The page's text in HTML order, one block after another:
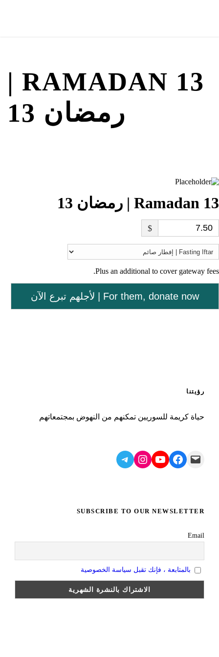
RAMADAN 13 |
رمضان 13
Ramadan 13 | رمضان 13
$
Plus an additional to cover gateway fees.
لأجلهم تبرع الآن | For them, donate now
رؤيتنا
حياة كريمة للسوريين تمكنهم من النهوض بمجتمعاتهم
Mail
Facebook
YouTube
Instagram
Telegram
SUBSCRIBE TO OUR NEWSLETTER
Email
بالمتابعة ، فإنك تقبل سياسة الخصوصية